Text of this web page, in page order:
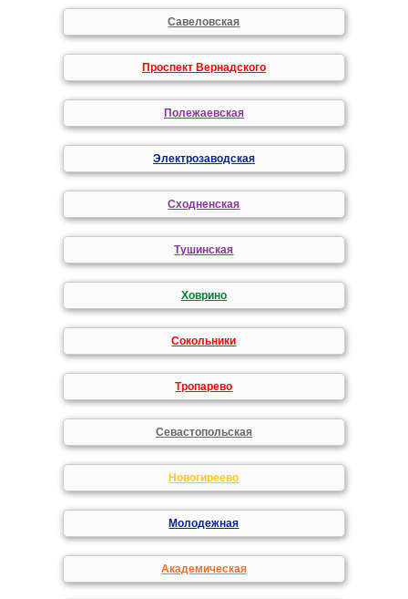
Савеловская
Проспект Вернадского
Полежаевская
Электрозаводская
Сходненская
Тушинская
Ховрино
Сокольники
Тропарево
Севастопольская
Новогиреево
Молодежная
Академическая